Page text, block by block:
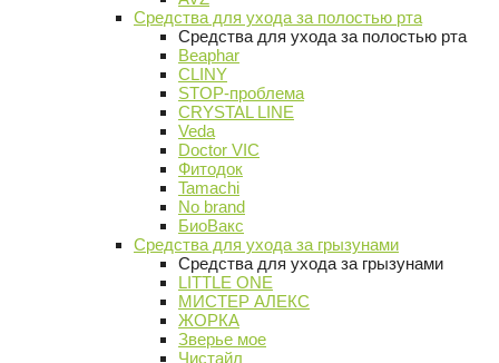
Средства для ухода за полостью рта
Средства для ухода за полостью рта
Beaphar
CLINY
STOP-проблема
CRYSTAL LINE
Veda
Doctor VIC
Фитодок
Tamachi
No brand
БиоВакс
Средства для ухода за грызунами
Средства для ухода за грызунами
LITTLE ONE
МИСТЕР АЛЕКС
ЖОРКА
Зверье мое
Чистайл